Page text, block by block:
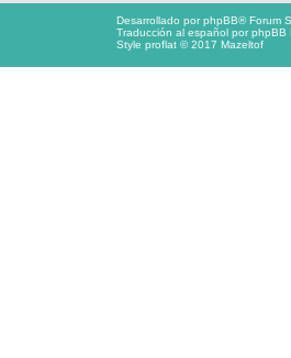
Desarrollado porphpBB® Forum
Traducción al español porphpBB
Style proflat © 2017 Mazeltof